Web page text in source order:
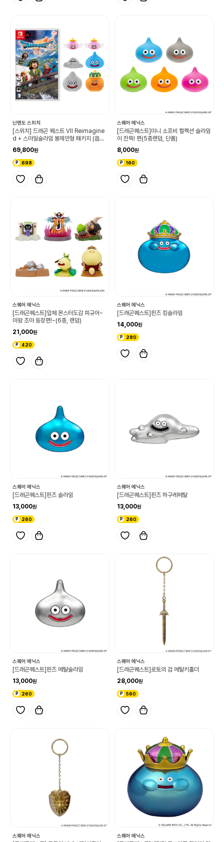
닌텐도 스위치
[스위치] 드래곤 퀘스트 VII Reimagine
d + 스마일슬라임 봉제인형 패키지 (옵션
69,800
698
스퀘어 에닉스
[드래곤퀘스트]미니 소프비 컬렉션 슬라임
이 잔뜩! 편(5종랜덤, 단품)
8,000
160
스퀘어 에닉스
[드래곤퀘스트]입체 몬스터도감 피규어~
마왕 조마 등장편!~(6종, 랜덤)
21,000
420
스퀘어 에닉스
[드래곤퀘스트]핀즈 킹슬라임
14,000
280
스퀘어 에닉스
[드래곤퀘스트]핀즈 슬라임
13,000
260
스퀘어 에닉스
[드래곤퀘스트]핀즈 하구레메탈
13,000
260
스퀘어 에닉스
[드래곤퀘스트]핀즈 메탈슬라임
13,000
260
스퀘어 에닉스
[드래곤퀘스트]로토의 검 메탈키홀더
28,000
560
스퀘어 에닉스 스퀘어 에닉스